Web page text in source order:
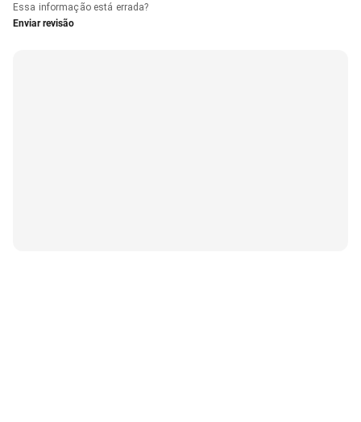
Essa informação está errada?
Enviar revisão